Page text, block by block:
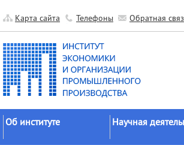
Карта сайта Телефоны Обратная
Об институте Научная